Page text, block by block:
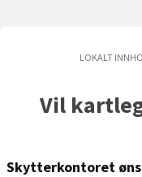
LOKALT
Vil
Skytterkontoret